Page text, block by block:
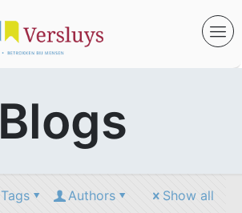
Blogs
Tags Authors Show all